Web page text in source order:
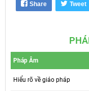
Share Tweet
Pháp Âm
Hiểu rõ về giáo pháp